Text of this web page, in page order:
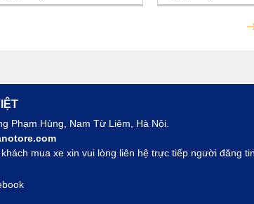
Phạm Hùng, Nam Từ Liêm, Hà Nội.
mua xe xin vui lòng liên hệ trực tiếp người đăng tin.